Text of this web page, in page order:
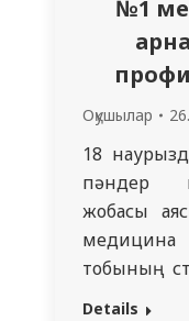
№1
Оқушылар
18
пәндер
жобасы
тобының
Семей
Details